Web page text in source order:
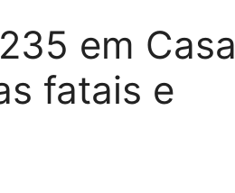
em Casa
fatais e